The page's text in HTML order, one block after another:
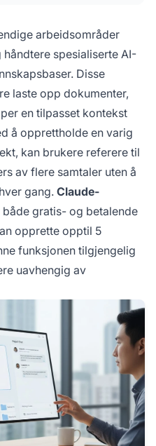
og
Tilgjengelig
brukere,
Claude fra en
bevisst
behov og
arbeidsområder
spesialiserte AI-
Disse
laste opp dokumenter,
en tilpasset kontekst
å opprettholde en varig
kan brukere referere til
av flere samtaler uten å
gang. Claude-
gratis- og betalende
opprette opptil 5
funksjonen tilgjengelig
uavhengig av